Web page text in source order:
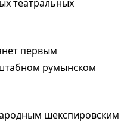
театральных
первым
румынском
шекспировским